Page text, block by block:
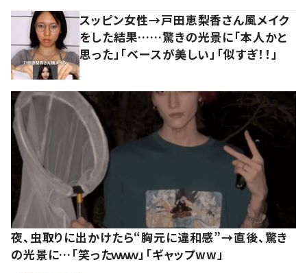
スッピン女性→戸田恵梨香さん風メイク
をした結果……驚きの光景に「本人かと
思った」「ベースが美しい」「似すぎ！！」
夜、虫取りに出かけたら“胸元に違和感”→直後、驚き
の光景に…「笑ったｗｗｗ」「ギャップww」